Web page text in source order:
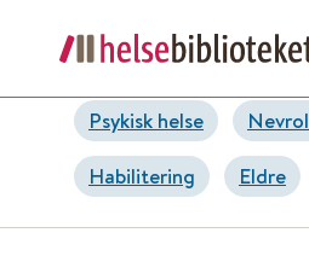
Psykisk helse
Habilitering
Eldre
Helsefremmende og